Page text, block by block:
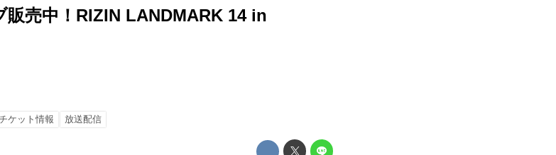
売中！RIZIN LANDMARK 14 in
ケット情報 放送配信